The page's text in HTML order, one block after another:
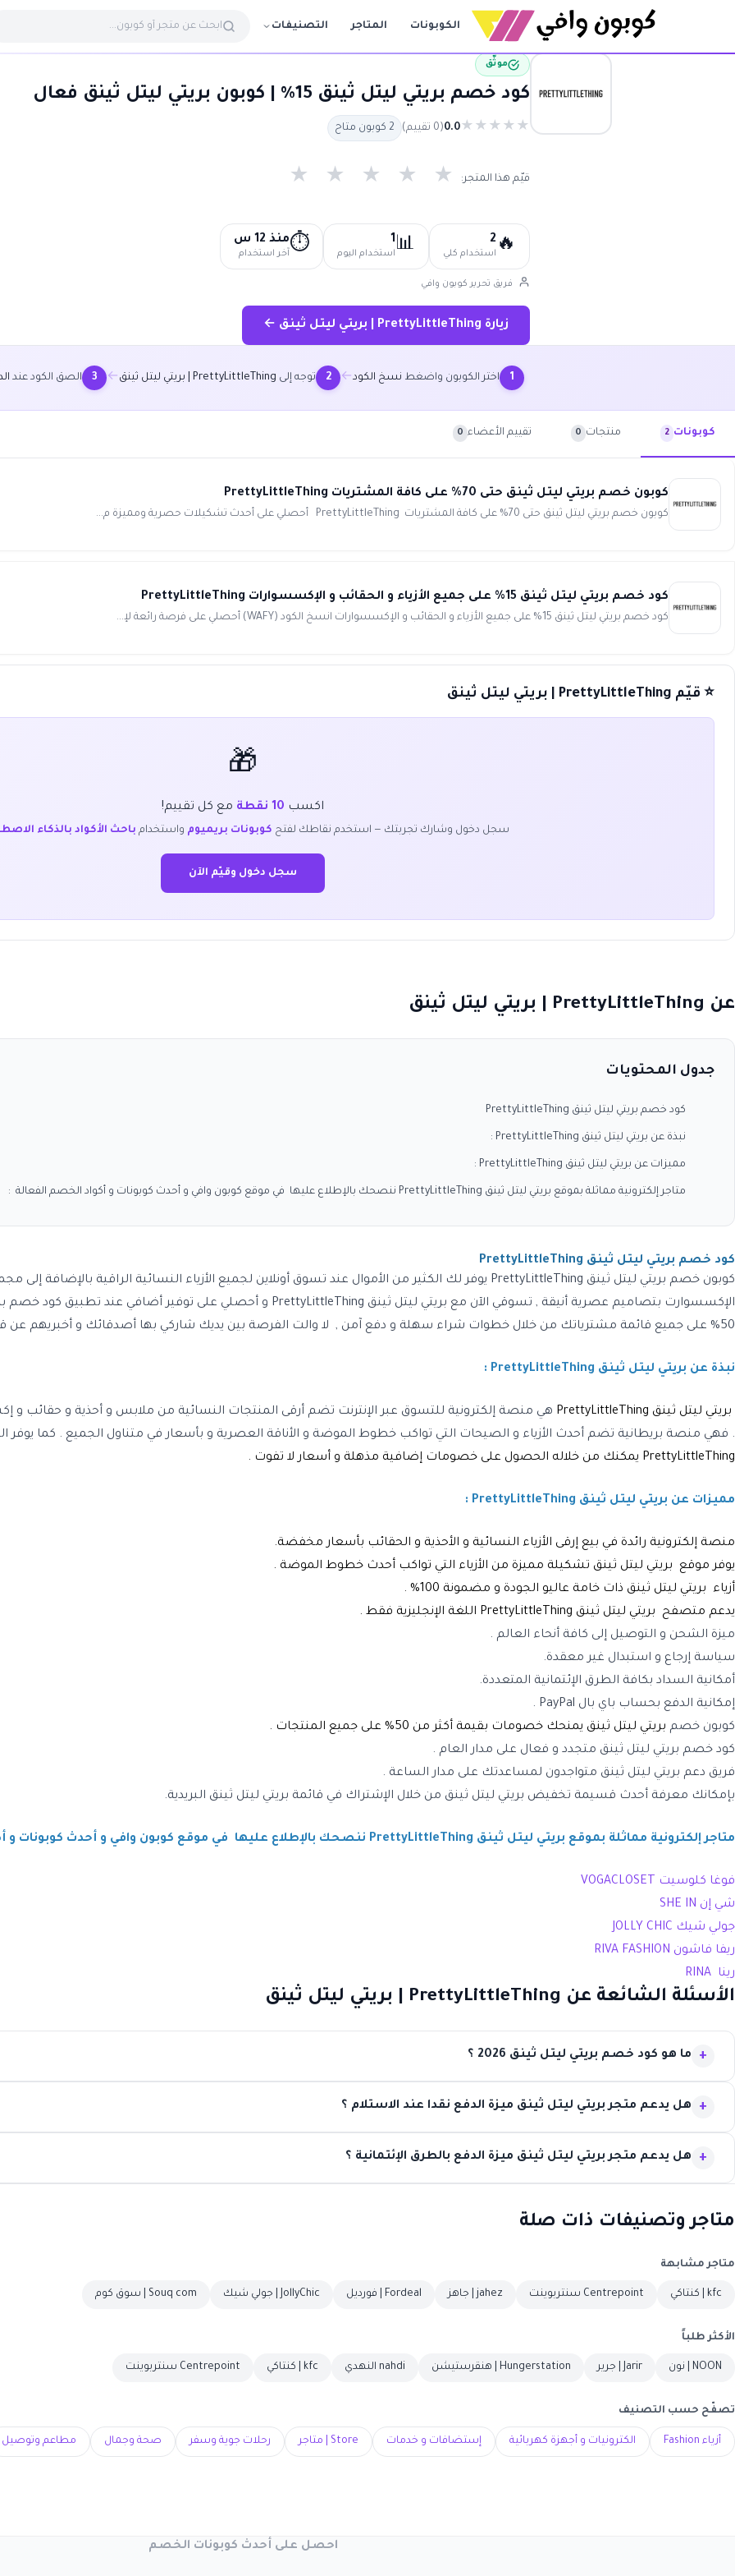
الكوبونات المتاجر التصنيفات
موثّق
كود خصم بريتي ليتل ثينق 15% | كوبون بريتي ليتل ثينق فعال
★
★
★
★
★
0.0(0 تقييم) 2 كوبون متاح
قيّم هذا المتجر: ★ ★ ★ ★ ★
🔥
2
استخدام كلي 📊
1
استخدام اليوم ⏱️منذ 12 س
آخر استخدام
فريق تحرير كوبون وافي
زيارة PrettyLittleThing | بريتي ليتل ثينق ←
1 اختر الكوبون واضغط نسخ الكود←
2 توجه إلى PrettyLittleThing | بريتي ليتل ثينق ←
3 الصق الكود عند
كوبونات 2 منتجات 0 تقييم الأعضاء 0
كوبون خصم بريتي ليتل ثينق حتى 70% على كافة المشتريات PrettyLittleThing
كوبون خصم بريتي ليتل ثينق حتى 70% على كافة المشتريات PrettyLittleThing أحصلي على أحدث تشكيلات حصرية ومميزة م...
كود خصم بريتي ليتل ثينق 15% على جميع الأزياء و الحقائب و الإكسسوارات PrettyLittleThing
كود خصم بريتي ليتل ثينق 15% على جميع الأزياء و الحقائب و الإكسسوارات انسخ الكود (WAFY) أحصلي على فرصة رائعة لإ...
⭐ قيّم PrettyLittleThing | بريتي ليتل ثينق
🎁
اكسب 10 نقطة مع كل تقييم!
سجل دخول وشارك تجربتك — استخدم نقاطك لفتح كوبونات بريميوم واستخدام باحث الأكواد بالذكاء
سجل دخول وقيّم الآن
عن PrettyLittleThing | بريتي ليتل ثينق
جدول المحتويات
كود خصم بريتي ليتل ثينق PrettyLittleThing
نبذة عن بريتي ليتل ثينق PrettyLittleThing :
مميزات عن بريتي ليتل ثينق PrettyLittleThing :
متاجر إلكترونية مماثلة بموقع بريتي ليتل ثينق PrettyLittleThing ننصحك بالإطلاع عليها في موقع كوبون وافي و أحدث كوبونات و أكواد الخصم الفعالة :
كود خصم بريتي ليتل ثينق PrettyLittleThing
كوبون خصم بريتي ليتل ثينق PrettyLittleThing
يوفر لك الكثير من الأموال عند تسوق أونلاين لجميع الأزياء النسائية الراقية بالإضافة إلى
الإكسسوارت بتصاميم عصرية أنيقة , تسوقي الآن مع بريتي ليتل ثينق PrettyLittleThing و أحصلي على توفير أضافي عند تطبيق كود خصم
50% على جميع قائمة مشترياتك من خلال خطوات شراء سهلة و دفع آمن , لا والت الفرصة بين يديك شاركي بها أصدقائك و أخبريهم عن
نبذة عن بريتي ليتل ثينق PrettyLittleThing :
بريتي ليتل ثينق PrettyLittleThing
هي منصة إلكترونية للتسوق عبر الإنترنت تضم أرقى المنتجات النسائية من ملابس و أحذية و حقائب
. فهي منصة بريطانية تضم أحدث الأزياء و الصيحات التي تواكب خطوط الموضة و الأناقة العصرية و بأسعار في متناول الجميع . كما يوفر
PrettyLittleThing ي مكنك من خلاله الحصول على خصومات إضافية مذهلة و أسعار لا تفوت .
مميزات عن بريتي ليتل ثينق PrettyLittleThing :
منصة إلكترونية رائدة في بيع إرقى الأزياء النسائية و الأحذية و الحقائب بأسعار مخفضة.
يوفر موقع
بريتي ليتل ثينق تشكيلة مميزة من الأزياء التي تواكب أحدث خطوط الموضة .
أزياء
بريتي ليتل ثينق ذات خامة عاليو الجودة و مضمونة 100% .
يدعم متصفح بريتي ليتل ثينق PrettyLittleThing اللغة الإنجليزية فقط .
ميزة الشحن و التوصيل إلى كافة أنحاء العالم .
سياسة إرجاع و استبدال غير معقدة.
أمكانية السداد بكافة الطرق الإئتمانية المتعددة.
إمكانية الدفع بحساب باي بال PayPal .
كوبون خصم بريتي ليتل ثينق يمنحك خصومات بقيمة أكثر من 50% على جميع المنتجات
.
كود خصم بريتي ليتل ثينق متجدد و فعال على مدار العام .
فريق دعم بريتي ليتل ثينق متواجدون لمساعدتك على مدار الساعة .
بإمكانك معرفة أحدث قسيمة تخفيض بريتي ليتل ثينق من خلال الإشتراك في قائمة بريتي ليتل ثينق البريدية.
متاجر إلكترونية مماثلة بموقع بريتي ليتل ثينق PrettyLittleThing ننصحك بالإطلاع عليها في موقع كوبون وافي و أحدث كوبونات و
فوغا كلوسيت VOGACLOSET
شي إن SHE IN
جولي شيك JOLLY CHIC
ريفا فاشون RIVA FASHION
رينا RINA
الأسئلة الشائعة عن PrettyLittleThing | بريتي ليتل ثينق
ما هو كود خصم بريتي ليتل ثينق 2026 ؟
هل يدعم متجر بريتي ليتل ثينق ميزة الدفع نقدا عند الاستلام ؟
هل يدعم متجر بريتي ليتل ثينق ميزة الدفع بالطرق الإئتمانية ؟
متاجر وتصنيفات ذات صلة
متاجر مشابهة
kfc | كنتاكي Centrepoint سنتربوينت jahez | جاهز Fordeal | فورديل JollyChic | جولي شيك Souq com | سوق كوم
الأكثر طلباً
NOON | نون Jarir | جرير Hungerstation | هنقرستيشن nahdi النهدي kfc | كنتاكي Centrepoint سنتربوينت
تصفّح حسب التصنيف
أزياء Fashion الكترونيات و أجهزة كهربائية إستضافات و خدمات Store | متاجر رحلات جوية وسفر صحة وجمال مطاعم وتوصيل
احصل على أحدث كوبونات الخصم